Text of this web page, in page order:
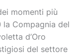
momenti più
la Compagnia del
d’Oro
del settore